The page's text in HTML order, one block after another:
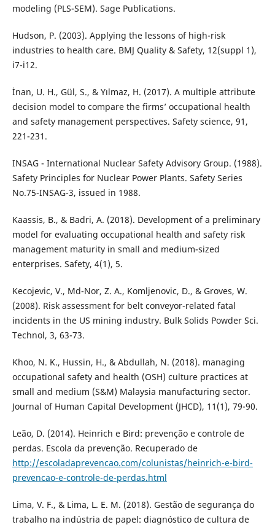
modeling (PLS-SEM). Sage Publications.
Hudson, P. (2003). Applying the lessons of high-risk
industries to health care. BMJ Quality & Safety, 12(suppl 1),
i7-i12.
İnan, U. H., Gül, S., & Yılmaz, H. (2017). A multiple attribute
decision model to compare the firms’ occupational health
and safety management perspectives. Safety science, 91,
221-231.
INSAG - International Nuclear Safety Advisory Group. (1988).
Safety Principles for Nuclear Power Plants. Safety Series
No.75-INSAG-3, issued in 1988.
Kaassis, B., & Badri, A. (2018). Development of a preliminary
model for evaluating occupational health and safety risk
management maturity in small and medium-sized
enterprises. Safety, 4(1), 5.
Kecojevic, V., Md-Nor, Z. A., Komljenovic, D., & Groves, W.
(2008). Risk assessment for belt conveyor-related fatal
incidents in the US mining industry. Bulk Solids Powder Sci.
Technol, 3, 63-73.
Khoo, N. K., Hussin, H., & Abdullah, N. (2018). managing
occupational safety and health (OSH) culture practices at
small and medium (S&M) Malaysia manufacturing sector.
Journal of Human Capital Development (JHCD), 11(1), 79-90.
Leão, D. (2014). Heinrich e Bird: prevenção e controle de
perdas. Escola da prevenção. Recuperado de
http://escoladaprevencao.com/colunistas/heinrich-e-bird-
prevencao-e-controle-de-perdas.html
Lima, V. F., & Lima, L. E. M. (2018). Gestão de segurança do
trabalho na indústria de papel: diagnóstico de cultura de